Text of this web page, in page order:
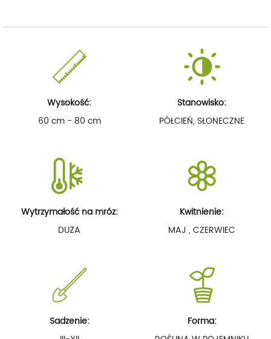
Wysokość:
60 cm - 80 cm
Stanowisko:
PÓŁCIEŃ, SŁONECZNE
Wytrzymałość na mróz:
DUŻA
Kwitnienie:
MAJ , CZERWIEC
Sadzenie:
Forma: